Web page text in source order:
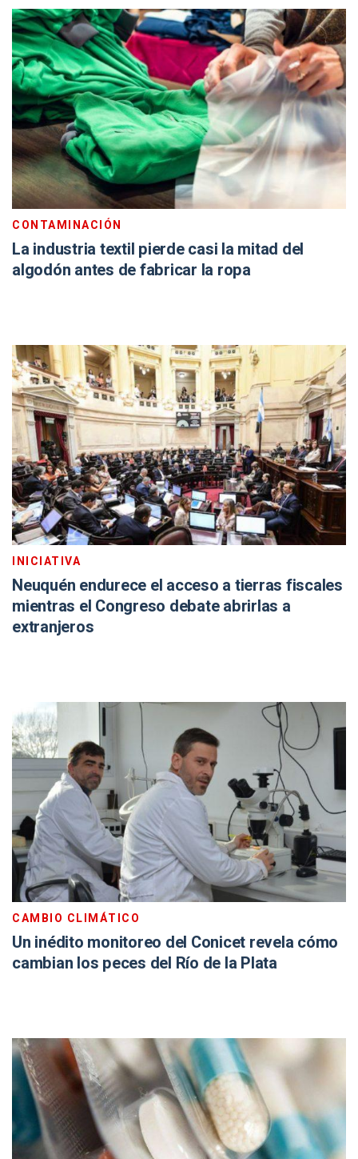
CONTAMINACIÓN
La industria textil pierde casi la mitad del
algodón antes de fabricar la ropa
INICIATIVA
Neuquén endurece el acceso a tierras fiscales
mientras el Congreso debate abrirlas a
extranjeros
CAMBIO CLIMÁTICO
Un inédito monitoreo del Conicet revela cómo
cambian los peces del Río de la Plata